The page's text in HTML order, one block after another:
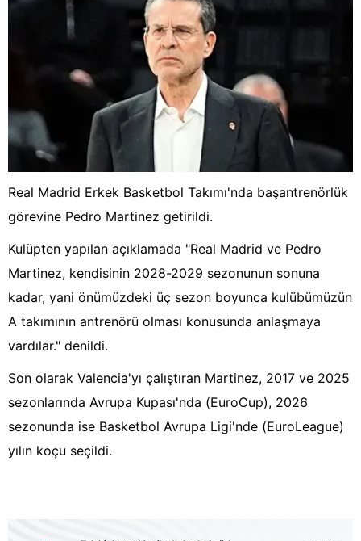
Real Madrid Erkek Basketbol Takımı'nda başantrenörlük
görevine Pedro Martinez getirildi.
Kulüpten yapılan açıklamada "Real Madrid ve Pedro
Martinez, kendisinin 2028-2029 sezonunun sonuna
kadar, yani önümüzdeki üç sezon boyunca kulübümüzün
A takımının antrenörü olması konusunda anlaşmaya
vardılar." denildi.
Son olarak Valencia'yı çalıştıran Martinez, 2017 ve 2025
sezonlarında Avrupa Kupası'nda (EuroCup), 2026
sezonunda ise Basketbol Avrupa Ligi'nde (EuroLeague)
yılın koçu seçildi.